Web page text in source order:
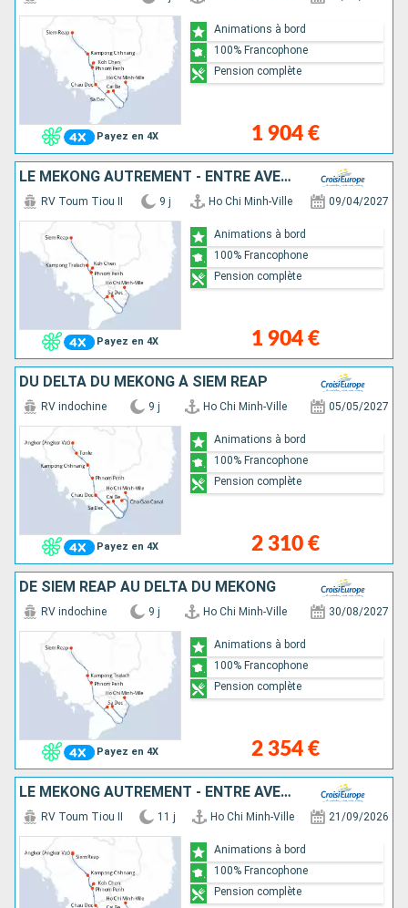
Payez en 4X 1 904 €
Animations à bord
100% Francophone
Pension complète
LE MÉKONG AUTREMENT - ENTRE AVENTURE ET SITES INCONTOURNABLES
Payez en 4X
RV Toum Tiou II 9 j Ho Chi Minh-Ville 09/04/2027
1 904 €
Animations à bord
100% Francophone
Pension complète
DU DELTA DU MÉKONG À SIEM REAP
Payez en 4X
RV indochine 9 j Ho Chi Minh-Ville 05/05/2027
2 310 €
Animations à bord
100% Francophone
Pension complète
DE SIEM REAP AU DELTA DU MÉKONG
Payez en 4X
RV indochine 9 j Ho Chi Minh-Ville 30/08/2027
2 354 €
Animations à bord
100% Francophone
Pension complète
LE MÉKONG AUTREMENT - ENTRE AVENTURE ET SITES INCONTOURNABLES
RV Toum Tiou II 11 j Ho Chi Minh-Ville 21/09/2026
Animations à bord
100% Francophone
Pension complète